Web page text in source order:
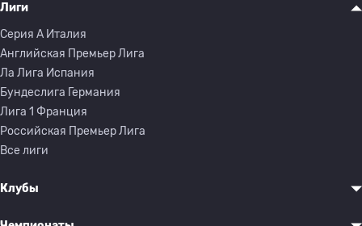
Лиги
Серия A Италия
Английская Премьер Лига
Ла Лига Испания
Бундеслига Германия
Лига 1 Франция
Российская Премьер Лига
Все лиги
Клубы